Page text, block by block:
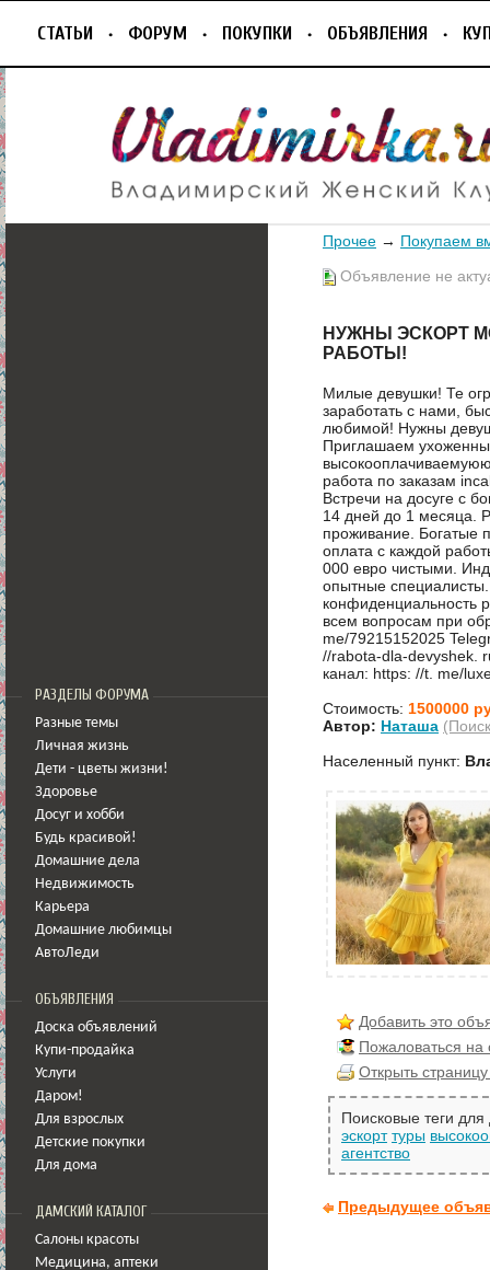
СТАТЬИ ФОРУМ ПОКУПКИ ОБЪЯВЛЕНИЯ
РАЗДЕЛЫ ФОРУМА
Разные темы
Личная жизнь
Дети - цветы жизни!
Здоровье
Досуг и хобби
Будь красивой!
Домашние дела
Недвижимость
Карьера
Домашние любимцы
АвтоЛеди
ОБЪЯВЛЕНИЯ
Доска объявлений
Купи-продайка
Услуги
Даром!
Для взрослых
Детские покупки
Для дома
ДАМСКИЙ КАТАЛОГ
Салоны красоты
Медицина, аптеки
Прочее → Покупаем
Объявление не
НУЖНЫ ЭСКОРТ
РАБОТЫ!
Милые девушки! Те
заработать с нами,
любимой! Нужны
Приглашаем
работа по заказам
Встречи на досуге с
14 дней до 1 месяца.
проживание. Богатые
оплата с каждой
000 евро чистыми.
опытные
конфиденциальность
всем вопросам при
me/79215152025
//rabota-dla-devyshek.
канал: https: //t. me/
Стоимость: 1500000
Автор: Наташа
Населенный пункт:
Добавить это
Пожаловаться
Открыть
Поисковые теги
эскорт туры
агентство
Предыдущее